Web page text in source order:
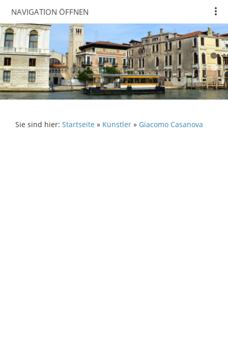
NAVIGATION ÖFFNEN
Sie sind hier: Startseite » Künstler » Giacomo Casanova